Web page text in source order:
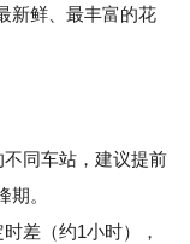
新鲜、最丰富的花
同车站，建议提前
。
差（约1小时），